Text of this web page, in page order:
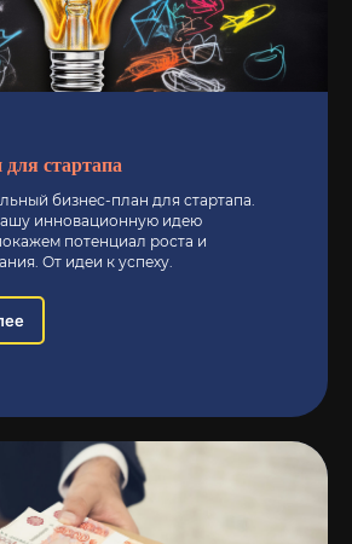
для стартапа
бизнес-план для стартапа.
инновационную идею
потенциал роста и
От идеи к успеху.